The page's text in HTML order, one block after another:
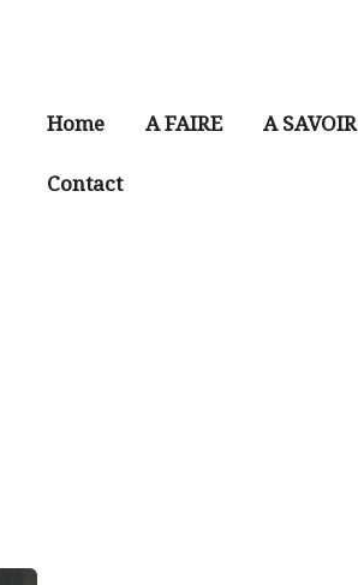
Home A FAIRE A SAVOIR
Contact